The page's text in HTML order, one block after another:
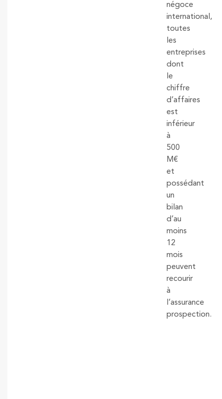
négoce
international,
toutes
les
entreprises
dont
le
chiffre
d’affaires
est
inférieur
à
500
M€
et
possédant
un
bilan
d’au
moins
12
mois
peuvent
recourir
à
l’assurance
prospection.